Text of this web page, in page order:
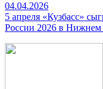
04.04.2026
5 апреля «Кузбасс»
России 2026 в Нижнем